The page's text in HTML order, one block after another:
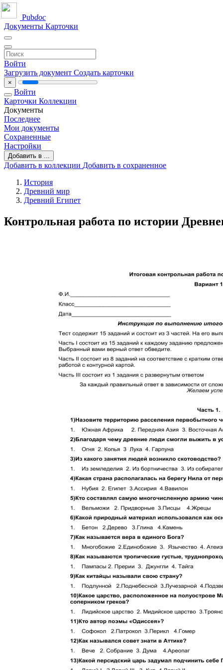
Pubdoc
Документы Карточки
Войти
Загрузить документ Создать карточки
×
Войти
Карточки Коллекции
Документы
Последнее
Мои документы
Сохраненные
Настройки
Добавить в ...
Добавить в коллекции Добавить в сохраненное
История
Древний мир
Древний Египет
Контрольная работа по истории